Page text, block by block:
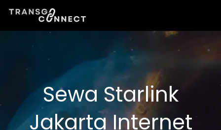
Lewati
Sewa Starlink
Jakarta Internet